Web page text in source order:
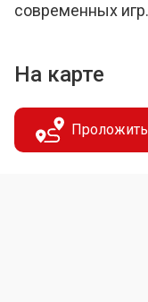
современных игр.
На карте